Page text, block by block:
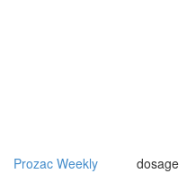
Prozac Weekly dosage